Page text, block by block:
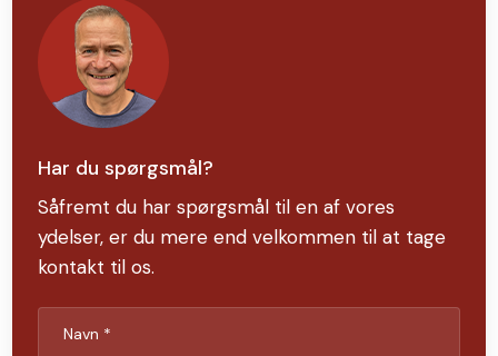
Har du spørgsmål?
Såfremt du har spørgsmål til en af vores
ydelser, er du mere end velkommen til at tage
kontakt til os.